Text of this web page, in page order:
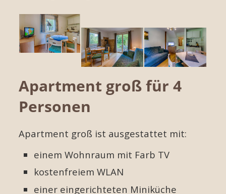
Apartment groß für 4
Personen
Apartment groß ist ausgestattet mit:
einem Wohnraum mit Farb TV
kostenfreiem WLAN
einer eingerichteten Miniküche